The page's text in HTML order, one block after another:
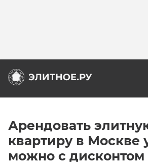
Арендовать
квартиру в Москве
можно с дисконтом